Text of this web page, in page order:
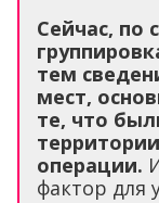
Сейчас, по
тем
мест,
те, что
операции.
фактор для